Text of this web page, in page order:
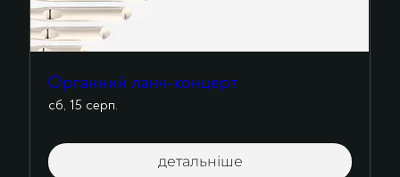
Органний ланч-концерт
сб, 15 серп.
детальніше